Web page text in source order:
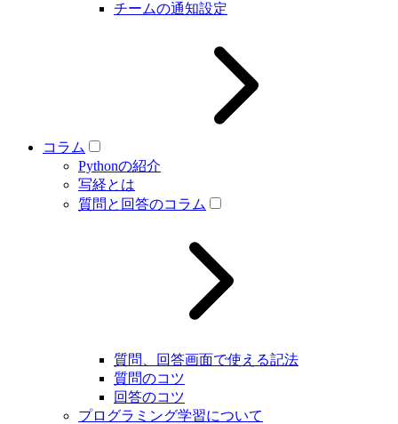
チームの通知設定
コラム
Pythonの紹介
写経とは
質問と回答のコラム
質問、回答画面で使える記法
質問のコツ
回答のコツ
プログラミング学習について